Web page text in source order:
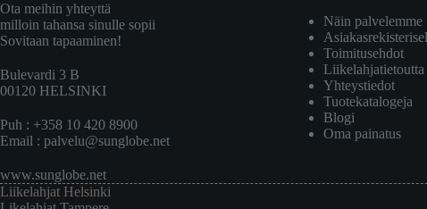
Ota meihin yhteyttä
milloin tahansa sinulle sopii
Sovitaan tapaaminen!
Bulevardi 3 B
00120 HELSINKI
Puh : +358 10 420 8900
Email : palvelu@sunglobe.net
www.sunglobe.net
Näin palvelemme
Toimitusehdot
Liikelahjatietoutta
Yhteystiedot
Tuotekatalogeja
Blogi
Oma painatus
Liikelahjat Helsinki